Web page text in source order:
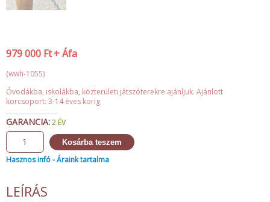
979 000 Ft+ Áfa
(wwh-1055)
Óvodákba, iskolákba, közterületi játszóterekre ajánljuk. Ajánlott
korcsoport: 3-14 éves korig
GARANCIA:2 ÉV
Kosárba teszem
Hasznos infó - Áraink tartalma
LEÍRÁS